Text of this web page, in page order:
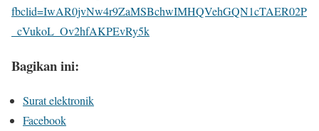
fbclid=IwAR0jvNw4r9ZaMSBchwIMHQVehGQN1cTAER02P
_cVukoL_Ov2hfAKPEvRy5k
Bagikan ini:
Surat elektronik
Facebook